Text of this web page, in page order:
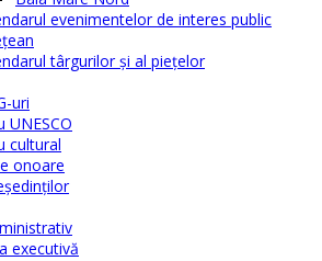
evenimentelor de interes public
târgurilor şi al pieţelor
uri
UNESCO
cultural
onoare
executivă